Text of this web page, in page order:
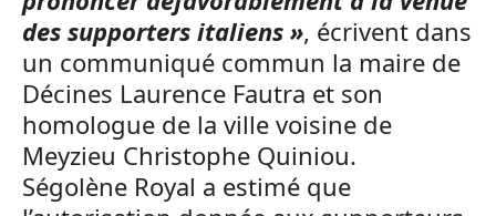
des supporters italiens », écrivent dans
un communiqué commun la maire de
Décines Laurence Fautra et son
homologue de la ville voisine de
Meyzieu Christophe Quiniou.
Ségolène Royal a estimé que